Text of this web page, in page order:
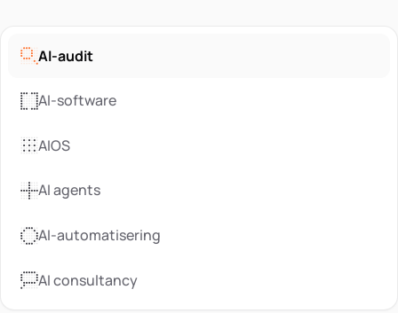
AI-audit
AI-software
AIOS
AI agents
AI-automatisering
AI consultancy